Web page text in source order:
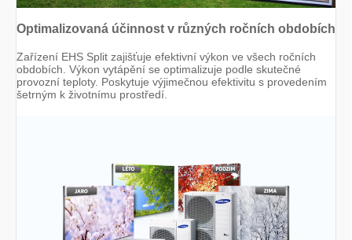
Optimalizovaná účinnost v různých ročních obdobích
Zařízení EHS Split zajišťuje efektivní výkon ve všech ročních
obdobích. Výkon vytápění se optimalizuje podle skutečné
provozní teploty. Poskytuje výjimečnou efektivitu s provedením
šetrným k životnímu prostředí.